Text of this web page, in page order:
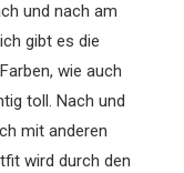
und nach am
gibt es die
wie auch
toll. Nach und
mit anderen
wird durch den